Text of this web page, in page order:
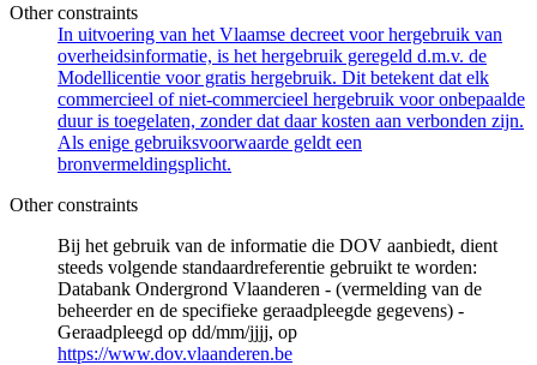
Other constraints
In uitvoering van het Vlaamse decreet voor hergebruik van
overheidsinformatie, is het hergebruik geregeld d.m.v. de
Modellicentie voor gratis hergebruik. Dit betekent dat elk
commercieel of niet-commercieel hergebruik voor onbepaalde
duur is toegelaten, zonder dat daar kosten aan verbonden zijn.
Als enige gebruiksvoorwaarde geldt een
bronvermeldingsplicht.
Other constraints
Bij het gebruik van de informatie die DOV aanbiedt, dient
steeds volgende standaardreferentie gebruikt te worden:
Databank Ondergrond Vlaanderen - (vermelding van de
beheerder en de specifieke geraadpleegde gegevens) -
Geraadpleegd op dd/mm/jjjj, op
https://www.dov.vlaanderen.be